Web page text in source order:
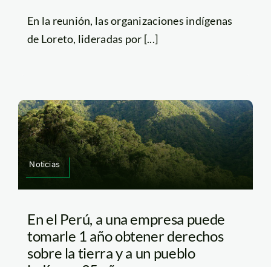
En la reunión, las organizaciones indígenas
de Loreto, lideradas por [...]
Noticias
En el Perú, a una empresa puede
tomarle 1 año obtener derechos
sobre la tierra y a un pueblo